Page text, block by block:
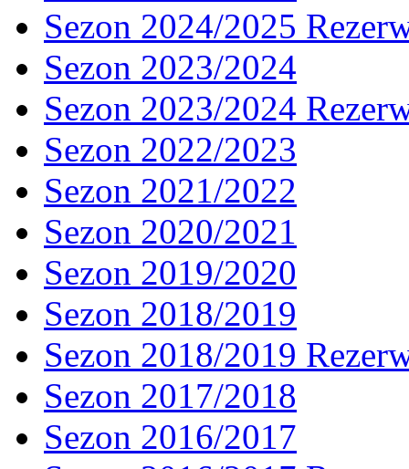
Sezon 2024/2025
Sezon 2023/2024
Sezon 2023/2024
Sezon 2022/2023
Sezon 2021/2022
Sezon 2020/2021
Sezon 2019/2020
Sezon 2018/2019
Sezon 2018/2019
Sezon 2017/2018
Sezon 2016/2017